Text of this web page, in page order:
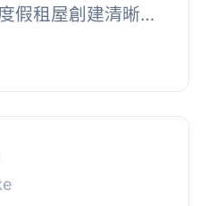
假租屋創建清晰的
並可生成可下載的